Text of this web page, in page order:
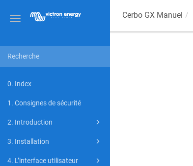
Toggle
0. Index
1. Consignes de sécurité
2. Introduction
3. Installation
4. L’interface utilisateur
Cerbo GX Manuel